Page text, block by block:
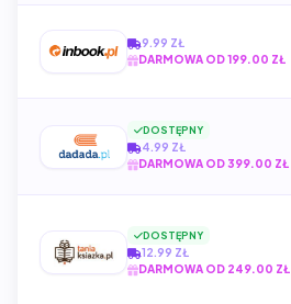
9.99 ZŁ
DARMOWA OD 199.00 ZŁ
DOSTĘPNY
4.99 ZŁ
DARMOWA OD 399.00 ZŁ
DOSTĘPNY
12.99 ZŁ
DARMOWA OD 249.00 ZŁ